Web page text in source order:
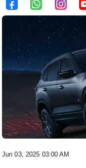
Jun 03, 2025 03:00 AM